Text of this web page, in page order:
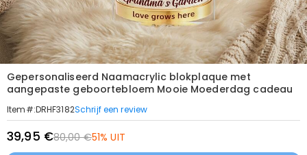
Gepersonaliseerd Naamacrylic blokplaque met
aangepaste geboortebloem Mooie Moederdag cadeau
Item#:DRHF3182Schrijf een review
39,95 €80,00 €51% UIT